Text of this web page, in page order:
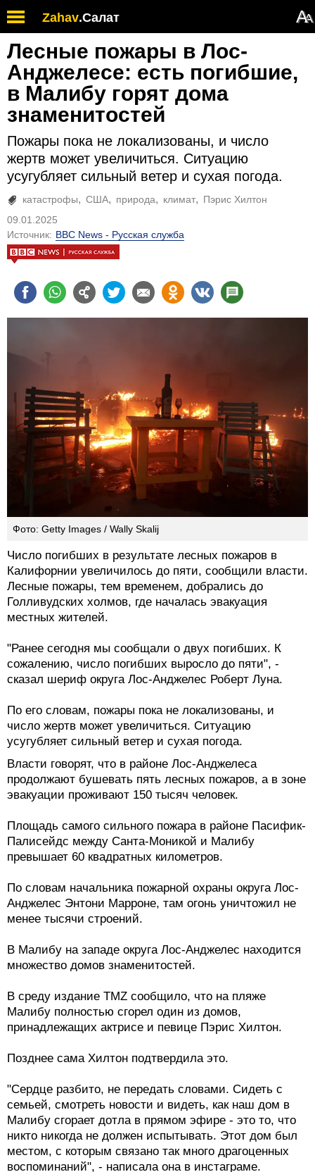
Zahav.Салат АА
Лесные пожары в Лос-
Анджелесе: есть погибшие,
в Малибу горят дома
знаменитостей
Пожары пока не локализованы, и число
жертв может увеличиться. Ситуацию
усугубляет сильный ветер и сухая погода.
катастрофы США природа климат
Пэрис Хилтон
09.01.2025
Источник: BBC News - Русская служба
Фото: Getty Images / Wally Skalij
Число погибших в результате лесных пожаров в
Калифорнии увеличилось до пяти, сообщили власти.
Лесные пожары, тем временем, добрались до
Голливудских холмов, где началась эвакуация
местных жителей.
"Ранее сегодня мы сообщали о двух погибших. К
сожалению, число погибших выросло до пяти", -
сказал шериф округа Лос-Анджелес Роберт Луна.
По его словам, пожары пока не локализованы, и
число жертв может увеличиться. Ситуацию
усугубляет сильный ветер и сухая погода.
Власти говорят, что в районе Лос-Анджелеса
продолжают бушевать пять лесных пожаров, а в зоне
эвакуации проживают 150 тысяч человек.
Площадь самого сильного пожара в районе Пасифик-
Палисейдс между Санта-Моникой и Малибу
превышает 60 квадратных километров.
По словам начальника пожарной охраны округа Лос-
Анджелес Энтони Марроне, там огонь уничтожил не
менее тысячи строений.
В Малибу на западе округа Лос-Анджелес находится
множество домов знаменитостей.
В среду издание TMZ сообщило, что на пляже
Малибу полностью сгорел один из домов,
принадлежащих актрисе и певице Пэрис Хилтон.
Позднее сама Хилтон подтвердила это.
"Сердце разбито, не передать словами. Сидеть с
семьей, смотреть новости и видеть, как наш дом в
Малибу сгорает дотла в прямом эфире - это то, что
никто никогда не должен испытывать. Этот дом был
местом, с которым связано так много драгоценных
воспоминаний", - написала она в инстаграме.